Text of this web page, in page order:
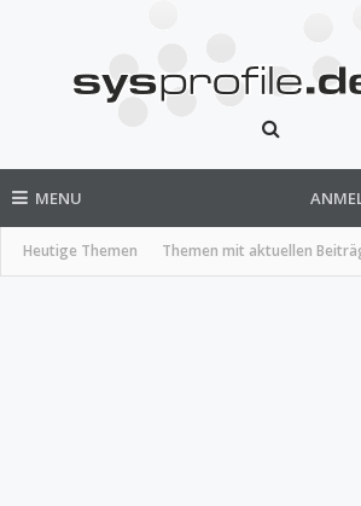
MENU
Heutige Themen Themen mit aktuellen